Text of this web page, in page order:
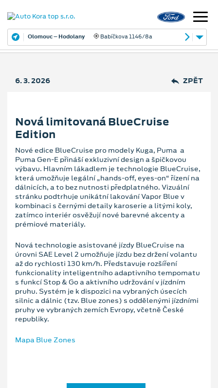
Olomouc – Hodolany Babíčkova 1146/8a
6. 3. 2026 ZPĚT
Nová limitovaná BlueCruise
Edition
Nové edice BlueCruise pro modely Kuga, Puma a
Puma Gen-E přináší exkluzivní design a špičkovou
výbavu. Hlavním lákadlem je technologie BlueCruise,
která umožňuje legální „hands-off, eyes-on“ řízení na
dálnicích, a to bez nutnosti předplatného. Vizuální
stránku podtrhuje unikátní lakování Vapor Blue v
kombinaci s černými detaily karoserie a litými koly,
zatímco interiér osvěžují nové barevné akcenty a
prémiové materiály.
Nová technologie asistované jízdy BlueCruise na
úrovni SAE Level 2 umožňuje jízdu bez držení volantu
až do rychlosti 130 km/h. Představuje rozšíření
funkcionality inteligentního adaptivního tempomatu
s funkcí Stop & Go a aktivního udržování v jízdním
pruhu. Systém je k dispozici na vybraných úsecích
silnic a dálnic (tzv. Blue zones) s oddělenými jízdními
pruhy ve vybraných zemích Evropy, včetně České
republiky.
Mapa Blue Zones